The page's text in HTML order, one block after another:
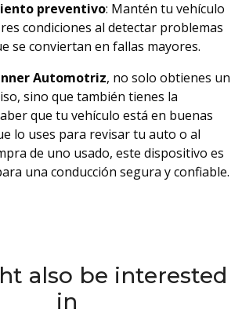
preventivo: Mantén tu vehículo
condiciones al detectar problemas
se conviertan en fallas mayores.
Automotriz, no solo obtienes un
sino que también tienes la
que tu vehículo está en buenas
lo uses para revisar tu auto o al
de uno usado, este dispositivo es
una conducción segura y confiable.
also be interested
in